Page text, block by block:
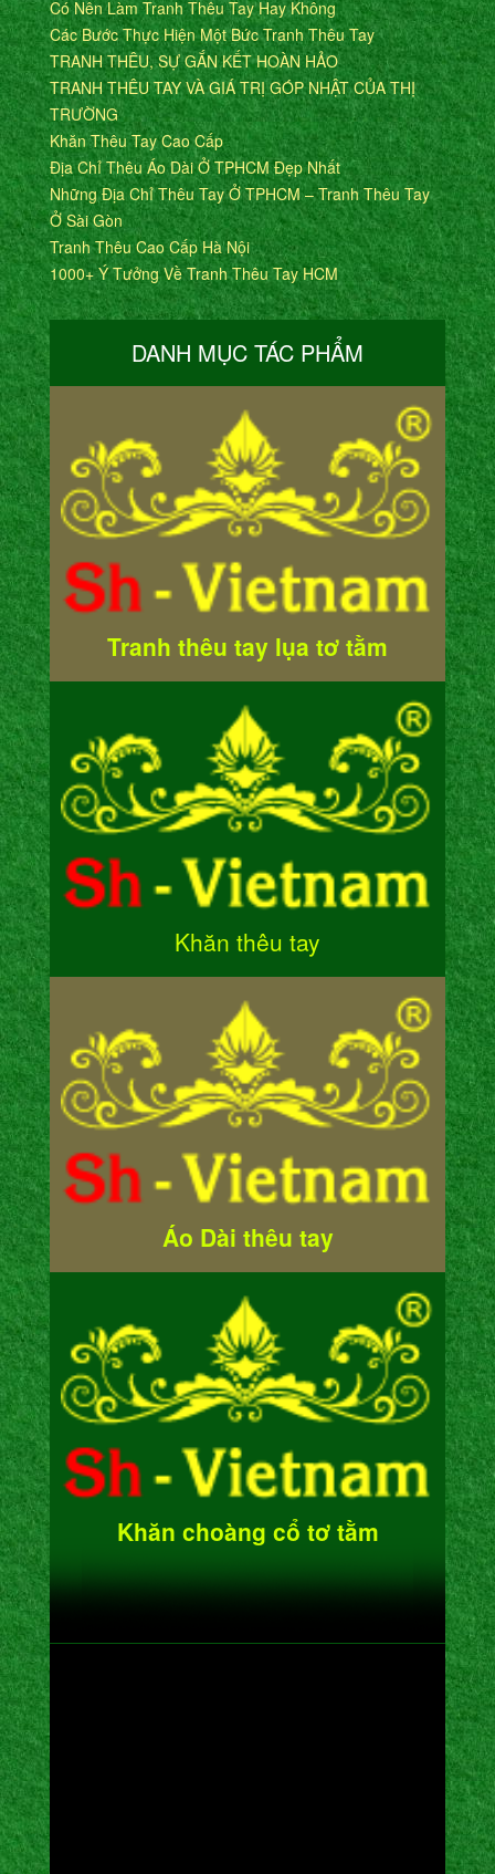
Có Nên Làm Tranh Thêu Tay Hay Không
Các Bước Thực Hiện Một Bức Tranh Thêu Tay
TRANH THÊU, SỰ GẮN KẾT HOÀN HẢO
TRANH THÊU TAY VÀ GIÁ TRỊ GÓP NHẬT CỦA THỊ
TRƯỜNG
Khăn Thêu Tay Cao Cấp
Địa Chỉ Thêu Áo Dài Ở TPHCM Đẹp Nhất
Những Địa Chỉ Thêu Tay Ở TPHCM – Tranh Thêu Tay
Ở Sài Gòn
Tranh Thêu Cao Cấp Hà Nội
1000+ Ý Tưởng Về Tranh Thêu Tay HCM
DANH MỤC TÁC PHẨM
Tranh thêu tay lụa tơ tằm
Khăn thêu tay
Áo Dài thêu tay
Khăn choàng cổ tơ tằm